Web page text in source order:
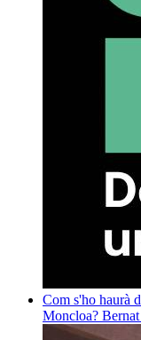
Com s'ho haurà
Moncloa?